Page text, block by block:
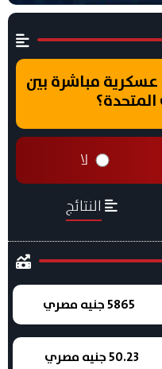
مباشرة بين
المتحدة؟
لا
النتائج
5865 جنيه مصري
50.23 جنيه مصري